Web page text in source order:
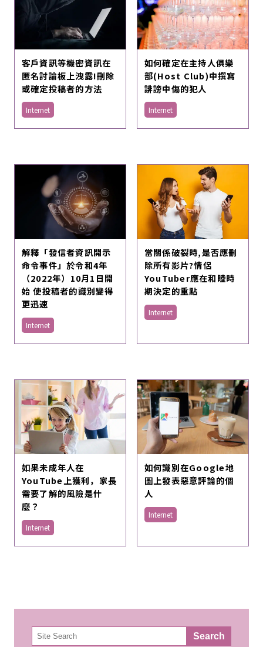
客戶資訊等機密資訊在
匿名討論板上洩露!刪除
或確定投稿者的方法
Internet
如何確定在主持人俱樂
部(Host Club)中撰寫
誹謗中傷的犯人
Internet
解釋「發信者資訊開示
命令事件」於令和4年
（2022年）10月1日開
始 使投稿者的識別變得
更迅速
Internet
當關係破裂時,是否應刪
除所有影片?情侶
YouTuber應在和睦時
期決定的重點
Internet
如果未成年人在
YouTube上獲利，家長
需要了解的風險是什
麼？
Internet
如何識別在Google地
圖上發表惡意評論的個
人
Internet
検
索 Search